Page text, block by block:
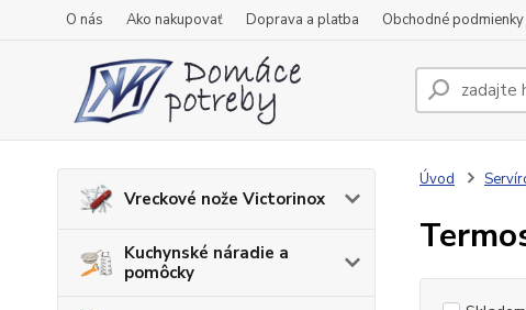
O nás Ako nakupovať Doprava a platba Obchodné podmienky
Vreckové nože Victorinox
Kuchynské náradie a
pomôcky
Úvod